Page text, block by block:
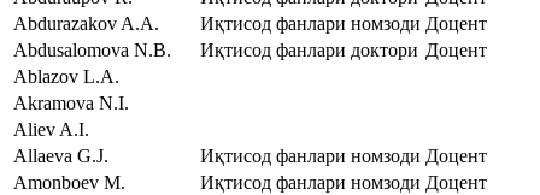
Abdurazakov A.A.
Иқтисод фанлари номзоди Доцент
Abdusalomova N.B.
Иқтисод фанлари доктори Доцент
Ablazov L.А.
Akramova N.I.
Aliev A.I.
Allaeva G.J.
Иқтисод фанлари номзоди Доцент
Amonboev M.
Иқтисод фанлари номзоди Доцент